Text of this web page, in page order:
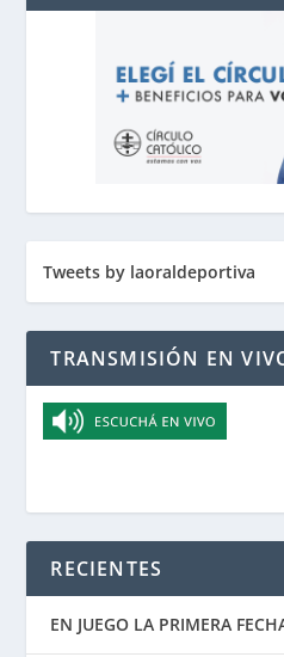
Tweets by laoraldeportiva
TRANSMISIÓN EN
RECIENTES
EN JUEGO LA PRIMERA